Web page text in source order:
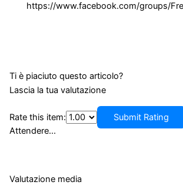
https://www.facebook.com/groups/
Ti è piaciuto questo articolo?
Lascia la tua valutazione
Rate this item:
Submit Rating
Attendere...
Valutazione media